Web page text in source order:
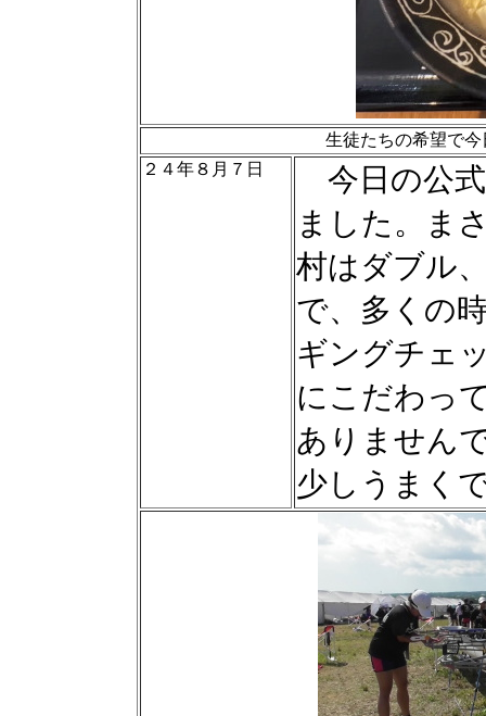
生徒たちの希望で
２４年８月７日
今日の公
ました。ま
村はダブル
で、多くの
ギングチェ
にこだわっ
ありません
少しうまく